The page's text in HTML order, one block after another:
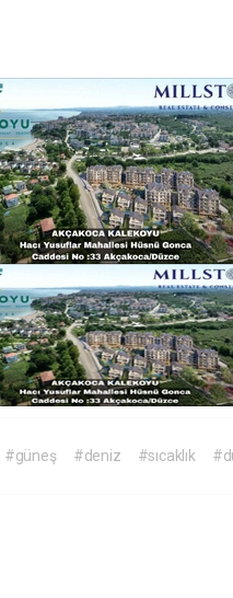
#güneş #deniz #sıcaklık